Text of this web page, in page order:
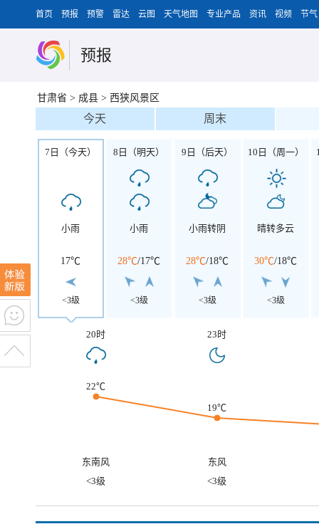
首页 预报 预警 雷达 云图 天气地图 专业产品 资讯 视频 节气
预报
甘肃省 > 成县 > 西狭风景区
今天 周末
7日（今天）
小雨
17℃
<3级
8日（明天）
小雨
28℃/17℃
<3级
9日（后天）
小雨转阴
28℃/18℃
<3级
10日（周一）
晴转多云
30℃/18℃
<3级
20时 23时
22℃
19℃
东南风
东风
<3级
<3级